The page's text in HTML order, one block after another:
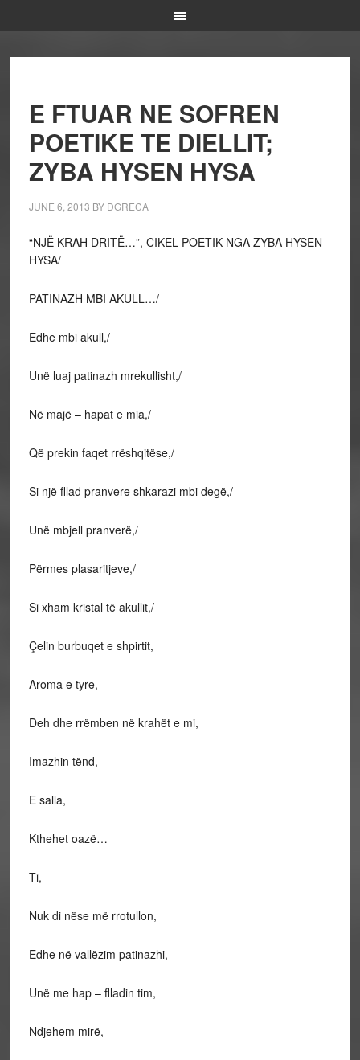
E FTUAR NE SOFREN
POETIKE TE DIELLIT;
ZYBA HYSEN HYSA
JUNE 6, 2013 BY DGRECA
“NJË KRAH DRITË…”, CIKEL POETIK NGA ZYBA HYSEN
HYSA/
PATINAZH MBI AKULL…/
Edhe mbi akull,/
Unë luaj patinazh mrekullisht,/
Në majë – hapat e mia,/
Që prekin faqet rrëshqitëse,/
Si një fllad pranvere shkarazi mbi degë,/
Unë mbjell pranverë,/
Përmes plasaritjeve,/
Si xham kristal të akullit,/
Çelin burbuqet e shpirtit,
Aroma e tyre,
Deh dhe rrëmben në krahët e mi,
Imazhin tënd,
E salla,
Kthehet oazë…
Ti,
Nuk di nëse më rrotullon,
Edhe në vallëzim patinazhi,
Unë me hap – flladin tim,
Ndjehem mirë,